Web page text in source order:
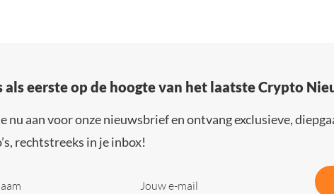
als eerste op de hoogte van het laatste Crypto
nu aan voor onze nieuwsbrief en ontvang exclusieve,
rechtstreeks in je inbox!
Jouw e-mail